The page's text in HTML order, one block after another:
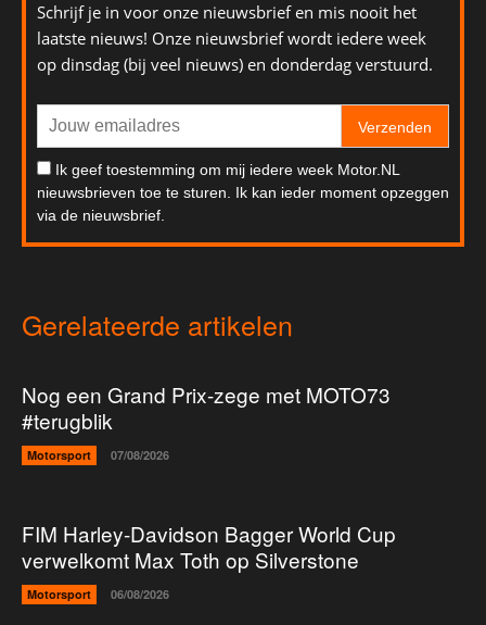
Schrijf je in voor onze nieuwsbrief en mis nooit het
laatste nieuws! Onze nieuwsbrief wordt iedere week
op dinsdag (bij veel nieuws) en donderdag verstuurd.
Verzenden
Ik geef toestemming om mij iedere week Motor.NL
nieuwsbrieven toe te sturen. Ik kan ieder moment opzeggen
via de nieuwsbrief.
Gerelateerde artikelen
Nog een Grand Prix-zege met MOTO73
#terugblik
Motorsport 07/08/2026
FIM Harley-Davidson Bagger World Cup
verwelkomt Max Toth op Silverstone
Motorsport 06/08/2026